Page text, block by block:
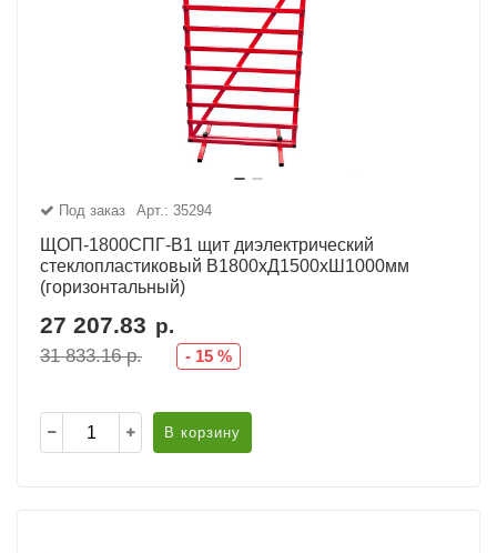
Под заказ Арт.: 35294
ЩОП-1800СПГ-В1 щит диэлектрический
стеклопластиковый В1800хД1500хШ1000мм
(горизонтальный)
27 207.83 р.
31 833.16р. - 15 %
В корзину